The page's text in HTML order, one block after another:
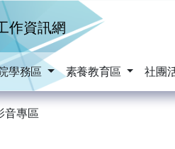
作資訊網
學務區 素養教育區 社團
音專區